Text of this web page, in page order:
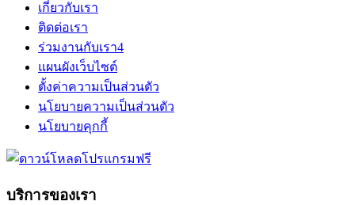
เกี่ยวกับเรา
ติดต่อเรา
ร่วมงานกับเรา4
แผนผังเว็บไซต์
ตั้งค่าความเป็นส่วนตัว
นโยบายความเป็นส่วนตัว
นโยบายคุกกี้
บริการของเรา